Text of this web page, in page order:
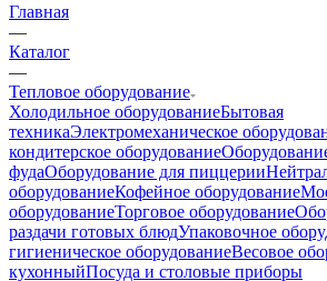
Главная
—
Каталог
—
Тепловое оборудование
Холодильное оборудованиеБытовая
техникаЭлектромеханическое
кондитерское оборудование
фудаОборудование для пиццерии
оборудованиеКофейное оборудование
оборудованиеТорговое оборудование
раздачи готовых блюдУпаковочное
гигиеническое оборудованиеВесовое
кухонныйПосуда и столовые приборы